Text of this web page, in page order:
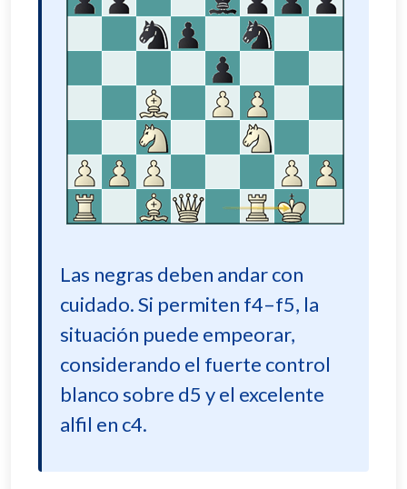
Las negras deben andar con
cuidado. Si permiten f4–f5, la
situación puede empeorar,
considerando el fuerte control
blanco sobre d5 y el excelente
alfil en c4.